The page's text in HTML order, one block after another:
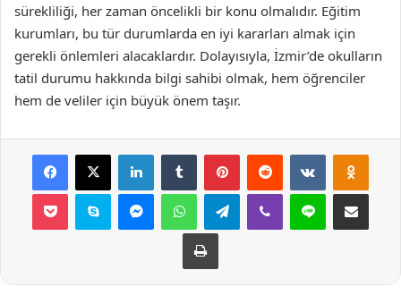
sürekliliği, her zaman öncelikli bir konu olmalıdır. Eğitim
kurumları, bu tür durumlarda en iyi kararları almak için
gerekli önlemleri alacaklardır. Dolayısıyla, İzmir’de okulların
tatil durumu hakkında bilgi sahibi olmak, hem öğrenciler
hem de veliler için büyük önem taşır.
Facebook
X LinkedInTumblr PinterestReddit VKontakte
Pocket Skype MessengerWhatsAppTelegramViber Line E-Posta ile
Yazdır